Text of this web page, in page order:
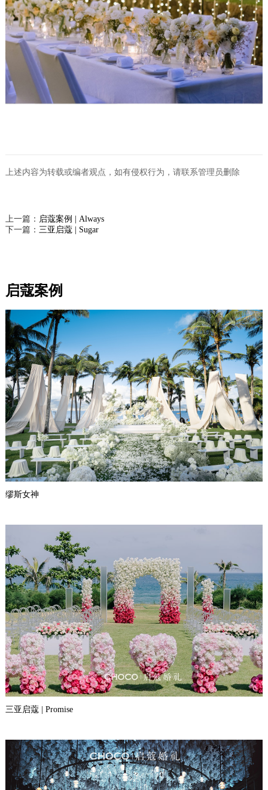
上述内容为转载或编者观点，如有侵权行为，请联系管理员删除
上一篇： 启蔻案例 | Always
下一篇： 三亚启蔻 | Sugar
启蔻案例
缪斯女神
三亚启蔻 | Promise